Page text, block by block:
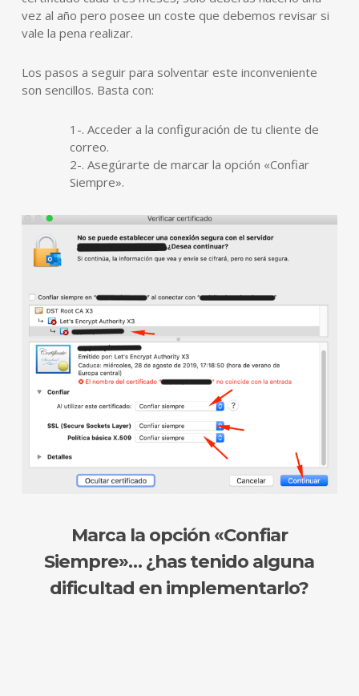
vez al año pero posee un coste que debemos revisar si
vale la pena realizar.
Los pasos a seguir para solventar este inconveniente
son sencillos. Basta con:
1-. Acceder a la configuración de tu cliente de
correo.
2-. Asegúrarte de marcar la opción «Confiar
Siempre».
Marca la opción «Confiar
Siempre»… ¿has tenido alguna
dificultad en implementarlo?